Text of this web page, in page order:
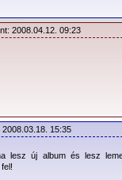
2008.04.12. 09:23
2008.03.18. 15:35
lesz új album és lesz